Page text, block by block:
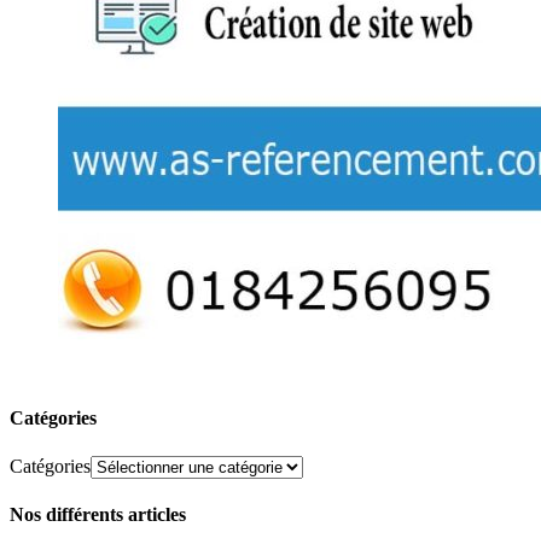
Catégories
Catégories
Nos différents articles